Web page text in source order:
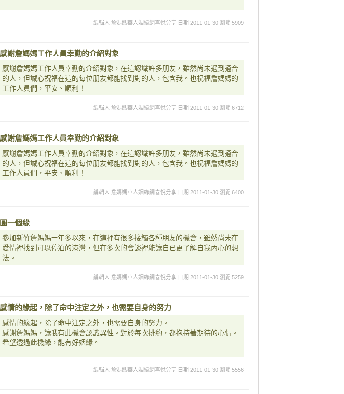
編輯人 詹媽媽華人姻緣網喜悅分享 日期 2011-01-30 瀏覽 5909
感謝詹媽媽工作人員幸勤的介紹對象
感謝詹媽媽工作人員幸勤的介紹對象，在這認識許多朋友，雖然尚未遇到適合
的人，但誠心祝福在這的每位朋友都能找到對的人，包含我。也祝福詹媽媽的
工作人員們，平安、順利！
編輯人 詹媽媽華人姻緣網喜悅分享 日期 2011-01-30 瀏覽 6712
感謝詹媽媽工作人員幸勤的介紹對象
感謝詹媽媽工作人員幸勤的介紹對象，在這認識許多朋友，雖然尚未遇到適合
的人，但誠心祝福在這的每位朋友都能找到對的人，包含我。也祝福詹媽媽的
工作人員們，平安、順利！
編輯人 詹媽媽華人姻緣網喜悅分享 日期 2011-01-30 瀏覽 6400
圓一個緣
參加新竹詹媽媽一年多以來，在這裡有很多接觸各種朋友的機會，雖然尚未在
愛情裡找到可以停泊的港灣，但在多次的會談裡能讓自已更了解自我內心的想
法。
編輯人 詹媽媽華人姻緣網喜悅分享 日期 2011-01-30 瀏覽 5259
感情的緣起，除了命中注定之外，也需要自身的努力
感情的緣起，除了命中注定之外，也需要自身的努力。
感謝詹媽媽，讓我有此機會認識異性。對於每次排約，都抱持著期待的心情。
希望透過此機緣，能有好姻緣。
編輯人 詹媽媽華人姻緣網喜悅分享 日期 2011-01-30 瀏覽 5556